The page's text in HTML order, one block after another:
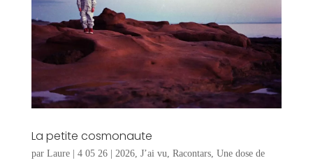
La petite cosmonaute
par Laure| 4 05 26| 2026, J’ai vu Racontars, Une dose de